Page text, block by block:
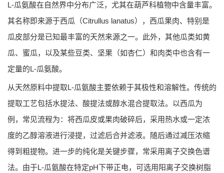
L-瓜氨酸在自然界中分布广泛，尤其在葫芦科植物中含量丰富。
其名称即来源于西瓜（Citrullus lanatus），西瓜果肉、特别是
瓜皮部分是已知最丰富的天然来源之一。此外，其他瓜类如黄
瓜、蜜瓜，以及某些豆类、坚果（如杏仁）和肉类中也含有一
定量的L-瓜氨酸。
从天然原料中提取L-瓜氨酸主要依赖于其极性和溶解性。传统的
提取工艺包括水提法、酸提法或醇水混合提取法。以西瓜为
例，常见流程为：将西瓜皮或果肉破碎后，采用热水或一定浓
度的乙醇溶液进行浸提，过滤后合并滤液。随后通过减压浓缩
得到粗提物。进一步的纯化是关键步骤，常采用离子交换色谱
法。由于L-瓜氨酸在特定pH下带正电，可选用阳离子交换树脂